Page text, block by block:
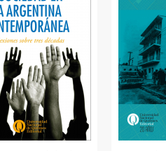
Revista de Ciencias Sociales. Segunda época
Fondo editorial
Biomedicina
Coediciones
Jornadas académicas
La ideología argentina
Libros de arte
Otros títulos